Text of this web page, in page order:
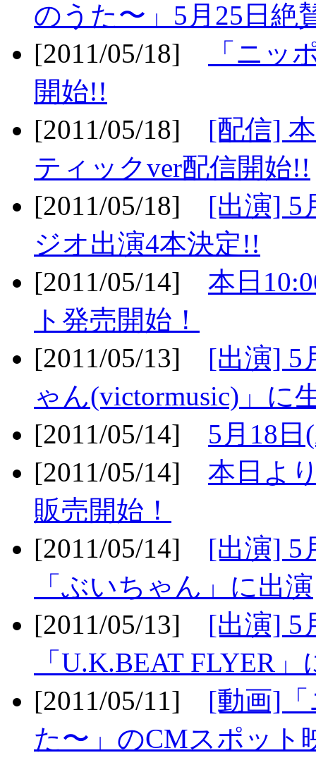
のうた〜」5月25日絶
[2011/05/18]
「ニッ
開始!!
[2011/05/18] [配信]
ティックver配信開始!!
[2011/05/18] [出演] 5
ジオ出演4本決定!!
[2011/05/14] 本日
ト発売開始！
[2011/05/13] [出演] 5
ゃん(victormusic)」に
[2011/05/14] 5月18
[2011/05/14] 本日よ
販売開始！
[2011/05/14] [出演] 5
「ぶいちゃん」に出演
[2011/05/13] [出演] 5
「U.K.BEAT FLYER
[2011/05/11] [動画]
た〜」のCMスポット